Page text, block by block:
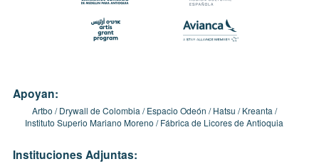
Apoyan:
Artbo Drywall de Colombia Espacio Odeón Hatsu
Kreanta
Instituto Superio Mariano Moreno
Fábrica de Licores de Antioquia
Instituciones Adjuntas: